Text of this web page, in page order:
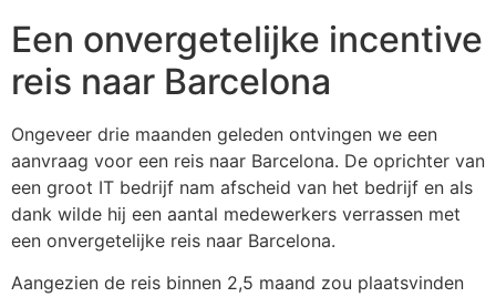
Een onvergetelijke incentive
reis naar Barcelona
Ongeveer drie maanden geleden ontvingen we een
aanvraag voor een reis naar Barcelona. De oprichter van
een groot IT bedrijf nam afscheid van het bedrijf en als
dank wilde hij een aantal medewerkers verrassen met
een onvergetelijke reis naar Barcelona.
Aangezien de reis binnen 2,5 maand zou plaatsvinden